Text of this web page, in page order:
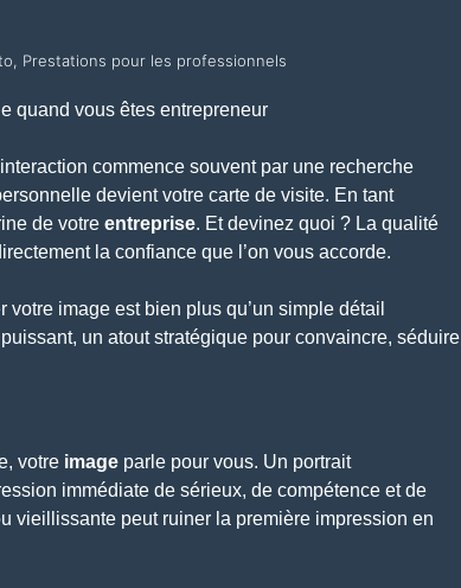
, Prestations pour les professionnels
quand vous êtes entrepreneur
commence souvent par une recherche
devient votre carte de visite. En tant
de votre entreprise. Et devinez quoi ? La qualité
la confiance que l’on vous accorde.
image est bien plus qu’un simple détail
puissant, un atout stratégique pour convaincre, séduire
votre image parle pour vous. Un portrait
immédiate de sérieux, de compétence et de
vieillissante peut ruiner la première impression en